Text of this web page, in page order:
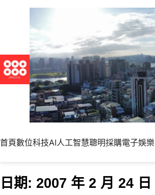
首頁數位科技AI人工智慧聰明採購電子娛樂
日期: 2007 年 2 月 24 日